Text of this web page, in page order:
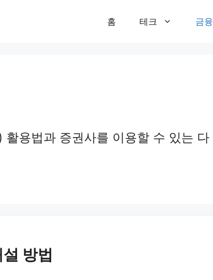
홈 테크 금융
용법과 증권사를 이용할 수 있는 다
방법